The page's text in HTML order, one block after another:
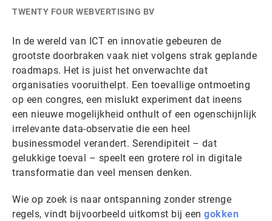
TWENTY FOUR WEBVERTISING BV
In de wereld van ICT en innovatie gebeuren de
grootste doorbraken vaak niet volgens strak geplande
roadmaps. Het is juist het onverwachte dat
organisaties vooruithelpt. Een toevallige ontmoeting
op een congres, een mislukt experiment dat ineens
een nieuwe mogelijkheid onthult of een ogenschijnlijk
irrelevante data-observatie die een heel
businessmodel verandert. Serendipiteit – dat
gelukkige toeval – speelt een grotere rol in digitale
transformatie dan veel mensen denken.
Wie op zoek is naar ontspanning zonder strenge
regels, vindt bijvoorbeeld uitkomst bij een gokken